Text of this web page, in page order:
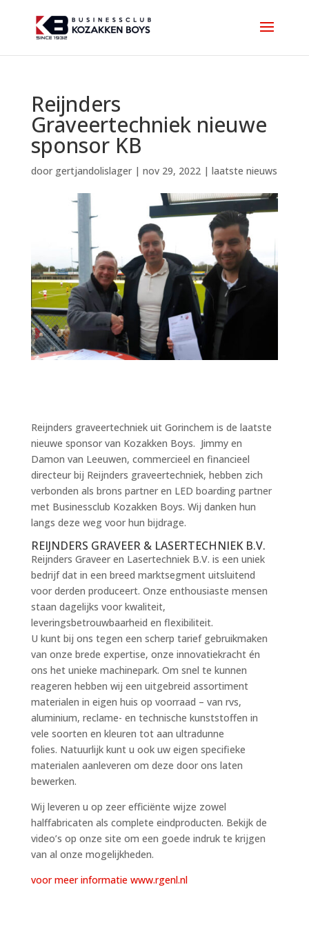
Reijnders
Graveertechniek nieuwe
sponsor KB
door gertjandolislager| nov 29, 2022| laatste nieuws
Reijnders graveertechniek uit Gorinchem is de laatste
nieuwe sponsor van Kozakken Boys. Jimmy en
Damon van Leeuwen, commercieel en financieel
directeur bij Reijnders graveertechniek, hebben zich
verbonden als brons partner en LED boarding partner
met Businessclub Kozakken Boys. Wij danken hun
langs deze weg voor hun bijdrage.
REIJNDERS GRAVEER & LASERTECHNIEK B.V.
Reijnders Graveer en Lasertechniek B.V. is een uniek
bedrijf dat in een breed marktsegment uitsluitend
voor derden produceert. Onze enthousiaste mensen
staan dagelijks voor kwaliteit,
leveringsbetrouwbaarheid en flexibiliteit.
U kunt bij ons tegen een scherp tarief gebruikmaken
van onze brede expertise, onze innovatiekracht én
ons het unieke machinepark. Om snel te kunnen
reageren hebben wij een uitgebreid assortiment
materialen in eigen huis op voorraad – van rvs,
aluminium, reclame- en technische kunststoffen in
vele soorten en kleuren tot aan ultradunne
folies. Natuurlijk kunt u ook uw eigen specifieke
materialen aanleveren om deze door ons laten
bewerken.
Wij leveren u op zeer efficiënte wijze zowel
halffabricaten als complete eindproducten. Bekijk de
video’s op onze site om een goede indruk te krijgen
van al onze mogelijkheden.
voor meer informatie www.rgenl.nl